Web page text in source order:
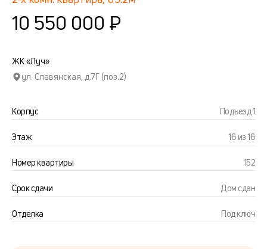
10 550 000 ₽
ЖК «Луч»
ул. Славянская, д.7Г (поз.2)
Корпус Подъезд 1
Этаж 16 из 16
Номер квартиры 152
Срок сдачи Дом сдан
Отделка Под ключ